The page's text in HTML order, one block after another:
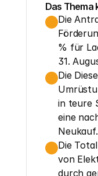
Das Thema
Die
% für
31.
Die
in teure
eine
Neukauf.
Die
von
durch